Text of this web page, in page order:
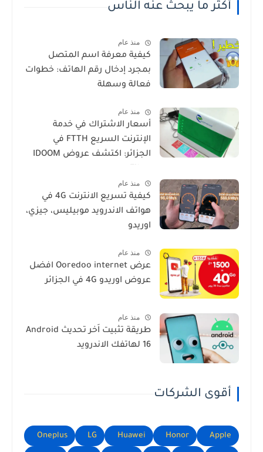
أكثر ما يبحث عنه الناس
منذ عام
كيفية معرفة اسم المتصل
بمجرد إدخال رقم الهاتف: خطوات
فعالة وسهلة
منذ عام
أسعار الاشتراك في خدمة
الإنترنت السريع FTTH في
الجزائر: اكتشف عروض IDOOM
منذ عام
كيفية تسريع الانترنت 4G في
هواتف الاندرويد موبيليس، جيزي،
اوريدو
منذ عام
عرض Ooredoo internet افضل
عروض اوريدو 4G في الجزائر
منذ عام
طريقة تثبيت اَخر تحديث Android
16 لهاتفك الاندرويد
أقوى الشركات
Apple
Honor
Huawei
LG
Oneplus